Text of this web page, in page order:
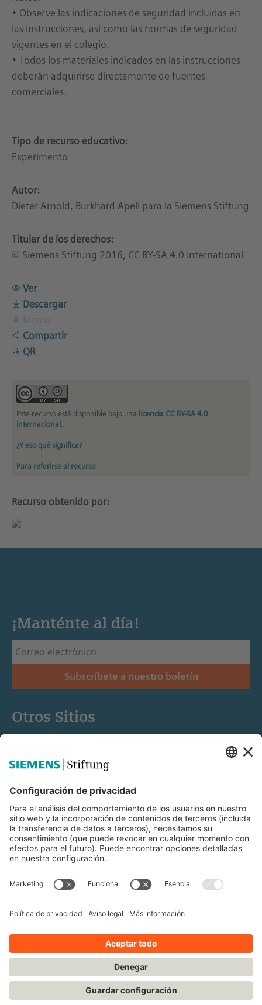
• Observe las indicaciones de seguridad incluidas en
las instrucciones, así como las normas de seguridad
vigentes en el colegio.
• Todos los materiales indicados en las instrucciones
deberán adquirirse directamente de fuentes
comerciales.
Tipo de recurso educativo:
Experimento
Autor:
Dieter Arnold, Burkhard Apell para la Siemens Stiftung
Titular de los derechos:
© Siemens Stiftung 2016, CC BY-SA 4.0 international
Ver
Descargar
Compartir
QR
Este recurso está disponible bajo una licencia CC BY-SA 4.0
internacional.
¿Y eso qué significa?
Para referirse al recurso
Recurso obtenido por:
¡Manténte al día!
Subscríbete a nuestro boletín
Otros Sitios
Educación STEM
Mediaportal
Condiciones de uso